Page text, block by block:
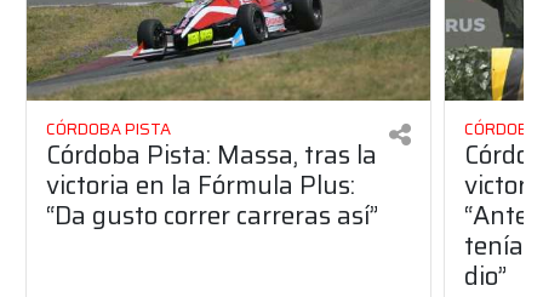
CÓRDOBA PISTA
Córdoba Pista: Massa, tras la
victoria en la Fórmula Plus:
“Da gusto correr carreras así”
dio”